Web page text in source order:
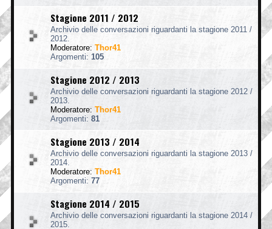
Stagione 2011 / 2012
Archivio delle conversazioni riguardanti la stagione 2011 /
2012.
Moderatore: Thor41
Argomenti: 105
Stagione 2012 / 2013
Archivio delle conversazioni riguardanti la stagione 2012 /
2013.
Moderatore: Thor41
Argomenti: 81
Stagione 2013 / 2014
Archivio delle conversazioni riguardanti la stagione 2013 /
2014.
Moderatore: Thor41
Argomenti: 77
Stagione 2014 / 2015
Archivio delle conversazioni riguardanti la stagione 2014 /
2015.